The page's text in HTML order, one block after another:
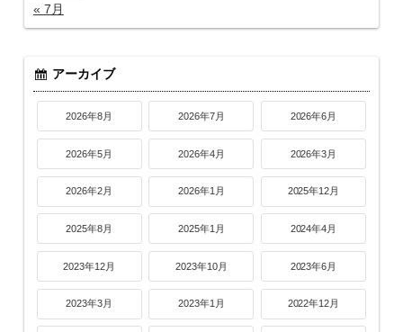
« 7月
アーカイブ
2026年8月 2026年7月 2026年6月
2026年5月 2026年4月 2026年3月
2026年2月 2026年1月 2025年12月
2025年8月 2025年1月 2024年4月
2023年12月 2023年10月 2023年6月
2023年3月 2023年1月 2022年12月